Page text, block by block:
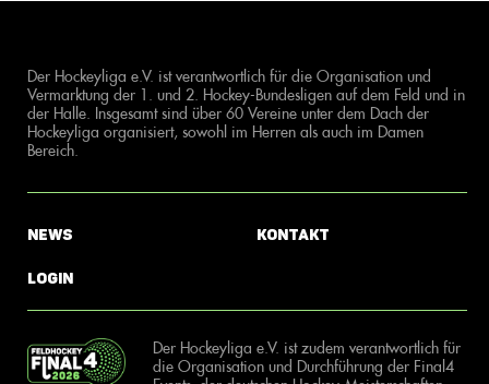
Der Hockeyliga e.V. ist verantwortlich für die Organisation und
Vermarktung der 1. und 2. Hockey-Bundesligen auf dem Feld und in
der Halle. Insgesamt sind über 60 Vereine unter dem Dach der
Hockeyliga organisiert, sowohl im Herren als auch im Damen
Bereich.
News
Login
Kontakt
Der Hockeyliga e.V. ist zudem verantwortlich für
die Organisation und Durchführung der Final4